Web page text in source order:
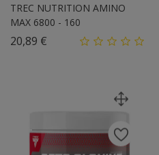
TREC NUTRITION AMINO
MAX 6800 - 160
20,89 €